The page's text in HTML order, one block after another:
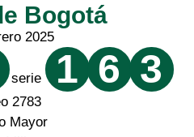
Bogotá
2025
serie 1 6 3
2783
Mayor